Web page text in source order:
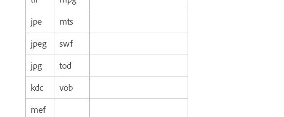
jpe
mts
jpeg
swf
jpg
tod
kdc
vob
mef